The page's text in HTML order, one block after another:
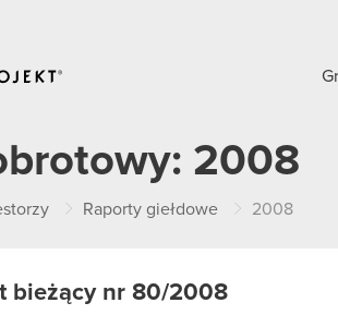
2008
Raporty giełdowe 2008
bieżący nr 80/2008